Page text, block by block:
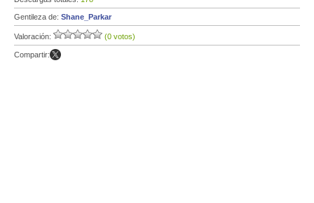
Gentileza de: Shane_Parkar
Valoración: (0 votos)
Compartir: